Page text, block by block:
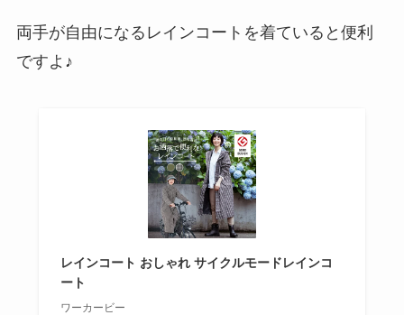
両手が自由になるレインコートを着ていると便利
ですよ♪
レインコート おしゃれ サイクルモードレインコ
ート
ワーカービー